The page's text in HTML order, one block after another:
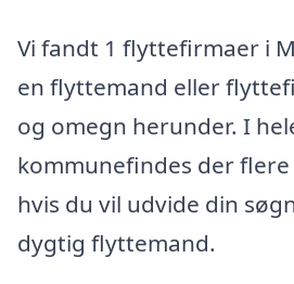
Vi fandt 1 flyttefirmaer i
en flyttemand eller
og omegn herunder. I
kommunefindes der
hvis du vil udvide din
dygtig flyttemand.